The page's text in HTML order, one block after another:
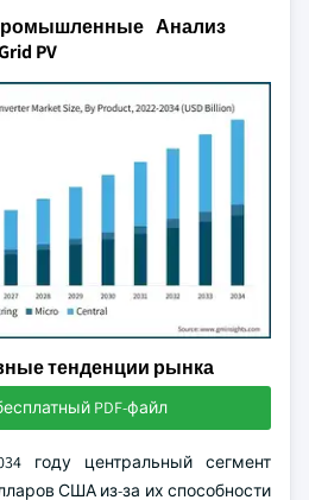
Анализ
PV
тенденции рынка
PDF-файл
году центральный сегмент
США из-за их способности